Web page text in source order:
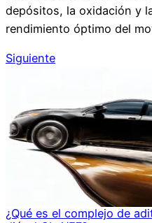
depósitos, la oxidación y
rendimiento óptimo del
Siguiente
¿Qué es el complejo de